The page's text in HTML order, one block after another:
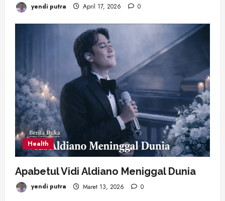
yendi putra April 17, 2026 0
Health
Apabetul Vidi Aldiano Meniggal Dunia
yendi putra Maret 13, 2026 0